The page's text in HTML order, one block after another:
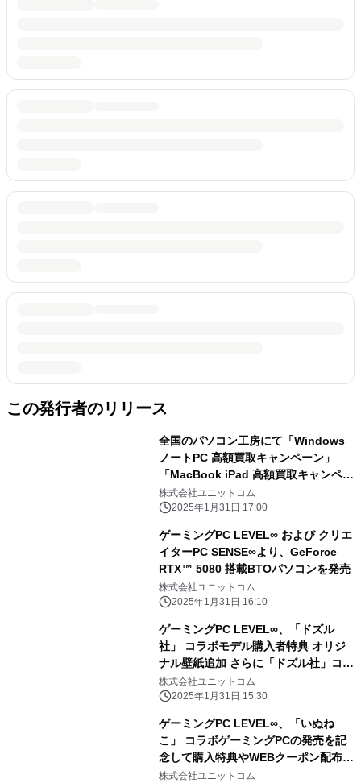
この発行者のリリース
全国のパソコン工房にて「Windows
ノートPC 高額買取キャンペーン」
「MacBook iPad 高額買取キャンペー
ン」を 2月1日から2月28日まで期間限
定で同時開催！ 対象商品の買取が最終
の日」開催日なら更に10％増額！
株式会社ユニットコム
2025年1月31日 17:00
ゲーミングPC LEVEL∞ および クリエ
イターPC SENSE∞より、GeForce
RTX™ 5080 搭載BTOパソコンを発売
株式会社ユニットコム
2025年1月31日 16:10
ゲーミングPC LEVEL∞、「ドズル
社」 コラボモデル購入者特典 オリジ
ナル壁紙追加 さらに「ドズル社」コラ
ボPC購入時に使える 5,000円OFF
WEBクーポン配布
株式会社ユニットコム
2025年1月31日 15:30
ゲーミングPC LEVEL∞、「いぬね
こ」 コラボゲーミングPCの発売を記
念して購入特典やWEBクーポン配布
さらに、サイン入りコラボPCが当たる
株式会社ユニットコム